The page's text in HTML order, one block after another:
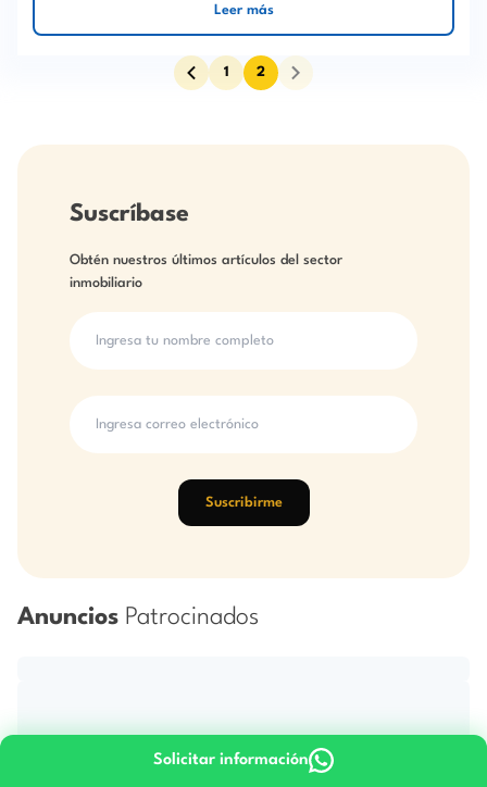
Solicitar información
Leer más
1 2
Suscríbase
Obtén nuestros últimos artículos del sector
inmobiliario
Suscribirme
Anuncios Patrocinados